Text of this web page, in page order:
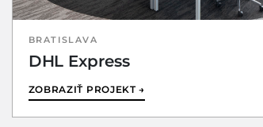
BRATISLAVA
DHL Express
ZOBRAZIŤ PROJEKT →